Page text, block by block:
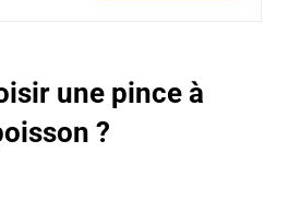
une pince à
?